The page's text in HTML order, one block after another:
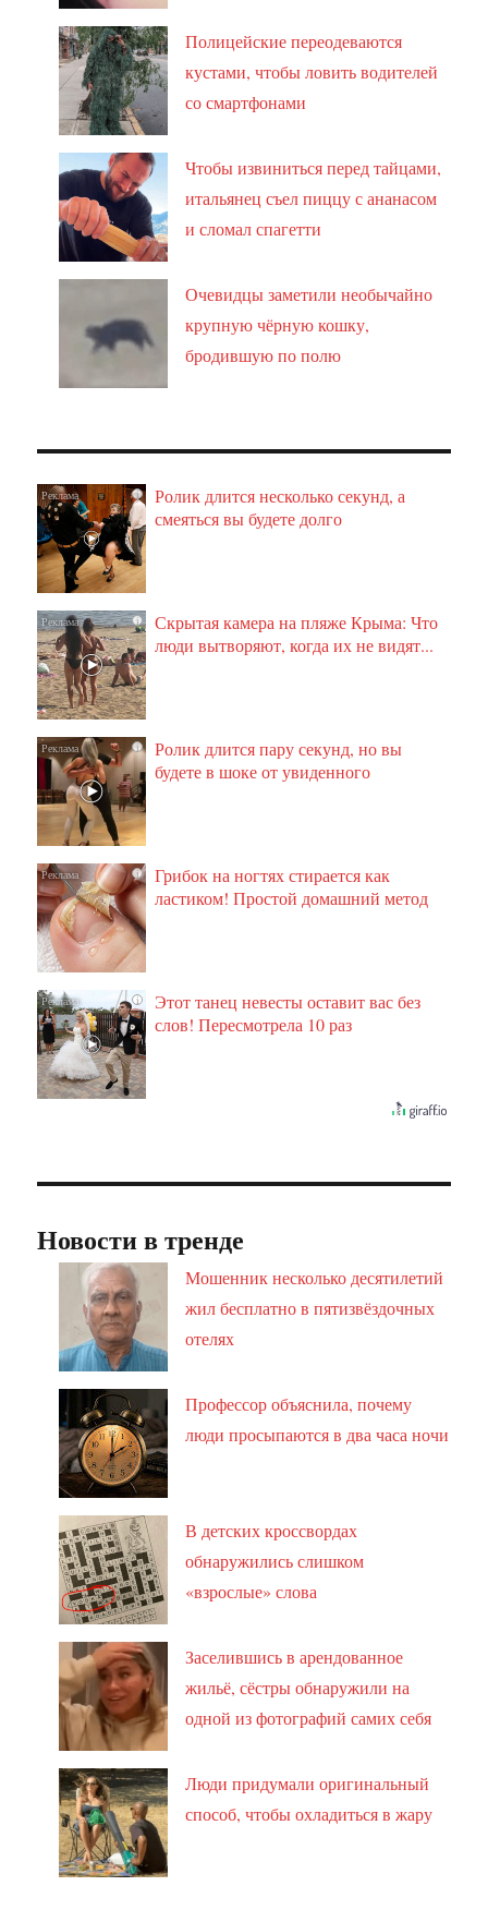
Полицейские переодеваются
кустами, чтобы ловить водителей
со смартфонами
Чтобы извиниться перед тайцами,
итальянец съел пиццу с ананасом
и сломал спагетти
Очевидцы заметили необычайно
крупную чёрную кошку,
бродившую по полю
i
Ролик длится несколько секунд, а
смеяться вы будете долго
i
Скрытая камера на пляже Крыма: Что
люди вытворяют, когда их не видят...
i
Ролик длится пару секунд, но вы
будете в шоке от увиденного
i
Грибок на ногтях стирается как
ластиком! Простой домашний метод
i
Этот танец невесты оставит вас без
слов! Пересмотрела 10 раз
Новости в тренде
Мошенник несколько десятилетий
жил бесплатно в пятизвёздочных
отелях
Профессор объяснила, почему
люди просыпаются в два часа ночи
В детских кроссвордах
обнаружились слишком
«взрослые» слова
Заселившись в арендованное
жильё, сёстры обнаружили на
одной из фотографий самих себя
Люди придумали оригинальный
способ, чтобы охладиться в жару